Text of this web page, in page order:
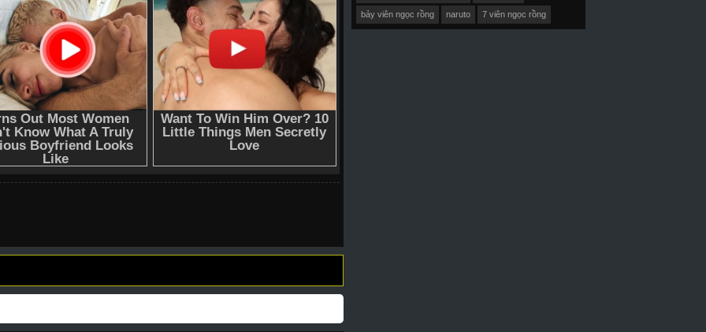
153 154 155 156 157 158 159
165 166 167 169 170 171
178 179 180 181 182
189 190 191 192 195
201 202 203 206 207 208 209
216 217 218 221
317 318 319 320 321 322 323
bảy viên ngọc rồng naruto 7 viên ngọc rồng